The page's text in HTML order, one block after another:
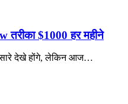
तरीका $1000 हर महीने
देखे होंगे, लेकिन आज…